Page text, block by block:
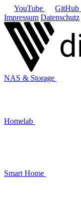
YouTube GitHub
Impressum Datenschutz
NAS & Storage
Homelab
Smart Home